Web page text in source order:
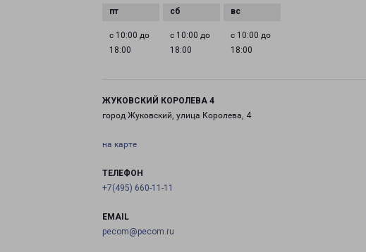
с 10:00 до
18:00
с 10:00 до
18:00
с 10:00 до
18:00
ЖУКОВСКИЙ КОРОЛЕВА 4
город Жуковский, улица Королева, 4
на карте
ТЕЛЕФОН
+7(495) 660-11-11
EMAIL
pecom@pecom.ru